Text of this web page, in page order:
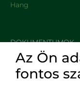
Hang
DOKUMENTUMOK
HASZNOS LINKEK
Az Ön
fontos